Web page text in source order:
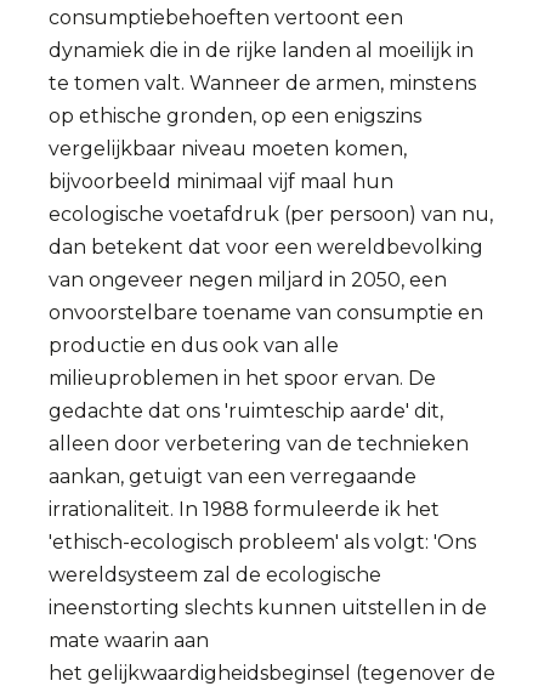
consumptiebehoeften vertoont een
dynamiek die in de rijke landen al moeilijk in
te tomen valt. Wanneer de armen, minstens
op ethische gronden, op een enigszins
vergelijkbaar niveau moeten komen,
bijvoorbeeld minimaal vijf maal hun
ecologische voetafdruk (per persoon) van nu,
dan betekent dat voor een wereldbevolking
van ongeveer negen miljard in 2050, een
onvoorstelbare toename van consumptie en
productie en dus ook van alle
milieuproblemen in het spoor ervan. De
gedachte dat ons 'ruimteschip aarde' dit,
alleen door verbetering van de technieken
aankan, getuigt van een verregaande
irrationaliteit. In 1988 formuleerde ik het
'ethisch-ecologisch probleem' als volgt: 'Ons
wereldsysteem zal de ecologische
ineenstorting slechts kunnen uitstellen in de
mate waarin aan
het gelijkwaardigheidsbeginsel (tegenover de